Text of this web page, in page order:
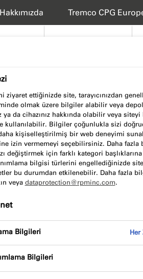
Hakkımızda Tremco CPG
yılı aşkın
tesisatlar ve
ziyaret ettiğinizde site, tarayıcınızdan
olmak üzere bilgiler alabilir veya
da cihazınız hakkında olabilir veya
kullanılabilir. Bilgiler çoğunlukla sizi
kişiselleştirilmiş bir web deneyimi
izin vermemeyi seçebilirsiniz. Daha fazla
değiştirmek için farklı kategori başlıklarına
bilgisi türlerini engellediğinizde
bu durumdan etkilenebilir. Daha fazla
veya dataprotection@rpminc.com.
Bilgileri
Bilgileri